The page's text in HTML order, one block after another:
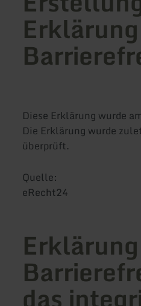
Diese Erklärung wurde
Die Erklärung wurde
überprüft.
Quelle:
eRecht24
das